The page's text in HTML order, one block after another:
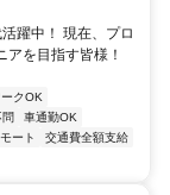
躍中！ 現在、プロ
を目指す皆様！
クOK
車通勤OK
ート
交通費全額支給